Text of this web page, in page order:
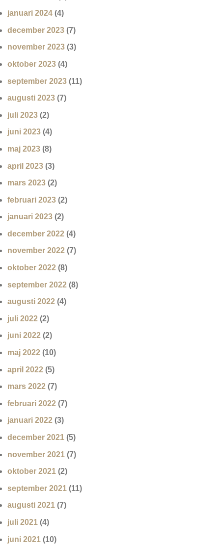
januari 2024 (4)
december 2023 (7)
november 2023 (3)
oktober 2023 (4)
september 2023 (11)
augusti 2023 (7)
juli 2023 (2)
juni 2023 (4)
maj 2023 (8)
april 2023 (3)
mars 2023 (2)
februari 2023 (2)
januari 2023 (2)
december 2022 (4)
november 2022 (7)
oktober 2022 (8)
september 2022 (8)
augusti 2022 (4)
juli 2022 (2)
juni 2022 (2)
maj 2022 (10)
april 2022 (5)
mars 2022 (7)
februari 2022 (7)
januari 2022 (3)
december 2021 (5)
november 2021 (7)
oktober 2021 (2)
september 2021 (11)
augusti 2021 (7)
juli 2021 (4)
juni 2021 (10)